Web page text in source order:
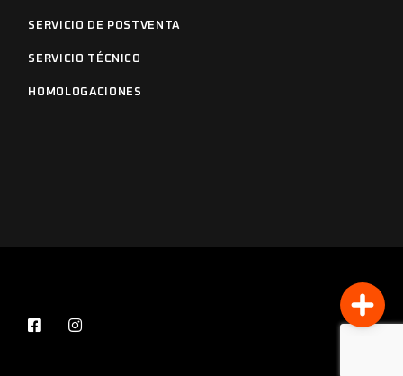
SERVICIO DE POSTVENTA
SERVICIO TÉCNICO
HOMOLOGACIONES